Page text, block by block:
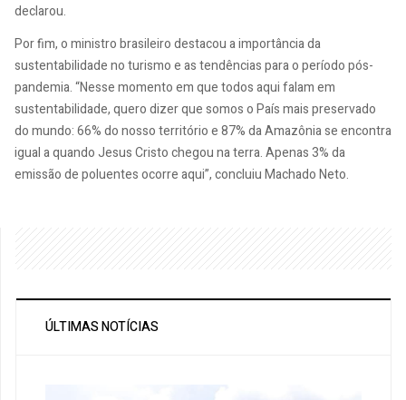
declarou.
Por fim, o ministro brasileiro destacou a importância da
sustentabilidade no turismo e as tendências para o período pós-
pandemia. “Nesse momento em que todos aqui falam em
sustentabilidade, quero dizer que somos o País mais preservado
do mundo: 66% do nosso território e 87% da Amazônia se encontra
igual a quando Jesus Cristo chegou na terra. Apenas 3% da
emissão de poluentes ocorre aqui”, concluiu Machado Neto.
ÚLTIMAS NOTÍCIAS